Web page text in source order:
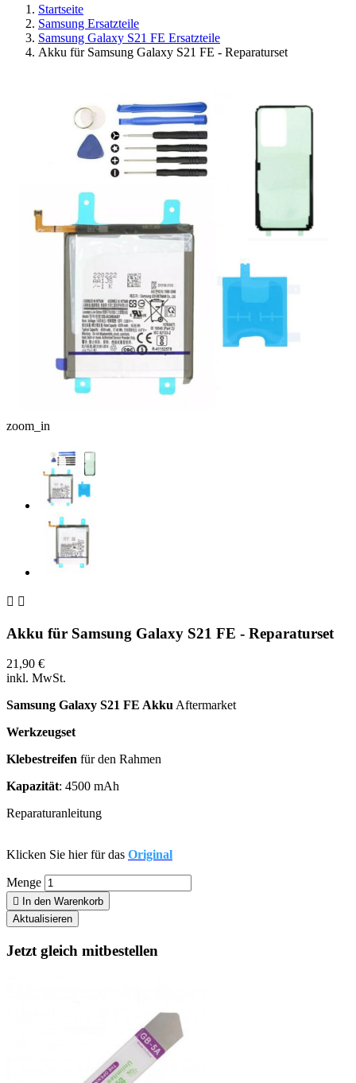
Startseite
Samsung Ersatzteile
Samsung Galaxy S21 FE Ersatzteile
Akku für Samsung Galaxy S21 FE - Reparaturset
zoom_in
 
Akku für Samsung Galaxy S21 FE - Reparaturset
21,90 €
inkl. MwSt.
Samsung Galaxy S21 FE AkkuAftermarket
Werkzeugset
Klebestreifen für den Rahmen
Kapazität: 4500 mAh
Reparaturanleitung
Klicken Sie hier für das Original
Menge
 In den Warenkorb
Jetzt gleich mitbestellen